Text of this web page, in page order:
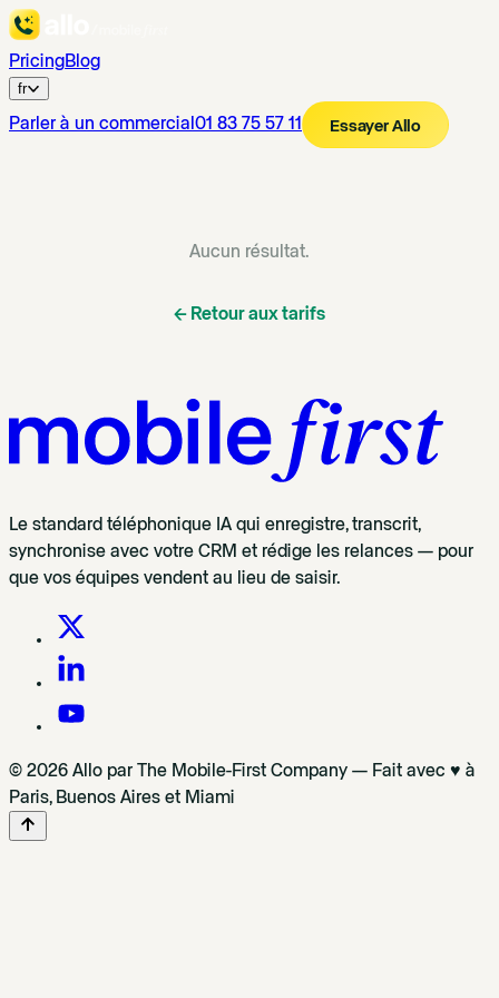
PricingBlog
fr
Parler à un commercial 01 83 75 57 11 Essayer Allo
Aucun résultat.
← Retour aux tarifs
Le standard téléphonique IA qui enregistre, transcrit,
synchronise avec votre CRM et rédige les relances — pour
que vos équipes vendent au lieu de saisir.
© 2026 Allo par The Mobile-First Company — Fait avec ♥ à
Paris, Buenos Aires et Miami